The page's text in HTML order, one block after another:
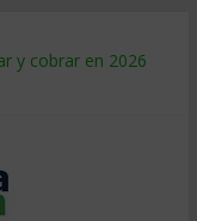
y cobrar en 2026
tan caro
a tiempo
qué hacer
y venderle